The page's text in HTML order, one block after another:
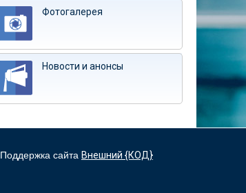
Фотогалерея
Новости и анонсы
Поддержка сайта Внешний {КОД}